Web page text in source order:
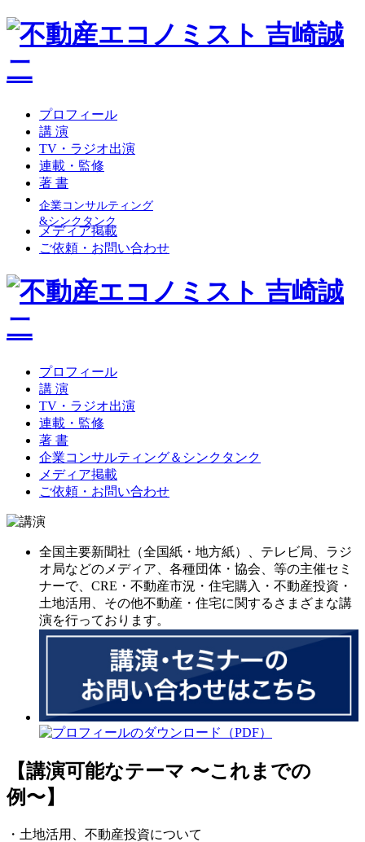
プロフィール
講 演
TV・ラジオ出演
連載・監修
著 書
企業コンサルティング
&シンクタンク
メディア掲載
ご依頼・お問い合わせ
プロフィール
講 演
TV・ラジオ出演
連載・監修
著 書
企業コンサルティング＆シンクタンク
メディア掲載
ご依頼・お問い合わせ
全国主要新聞社（全国紙・地方紙）、テレビ局、ラジ
オ局などのメディア、各種団体・協会、等の主催セミ
ナーで、CRE・不動産市況・住宅購入・不動産投資・
土地活用、その他不動産・住宅に関するさまざまな講
演を行っております。
【講演可能なテーマ 〜これまでの
例〜】
・土地活用、不動産投資について